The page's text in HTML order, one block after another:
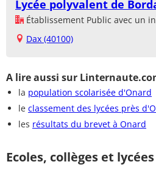
Lycée polyvalent de
Établissement Public avec un
Dax (40100)
A lire aussi sur
la population scolarisée d'Onard
le classement des lycées près
les résultats du brevet à Onard
Ecoles, collèges et